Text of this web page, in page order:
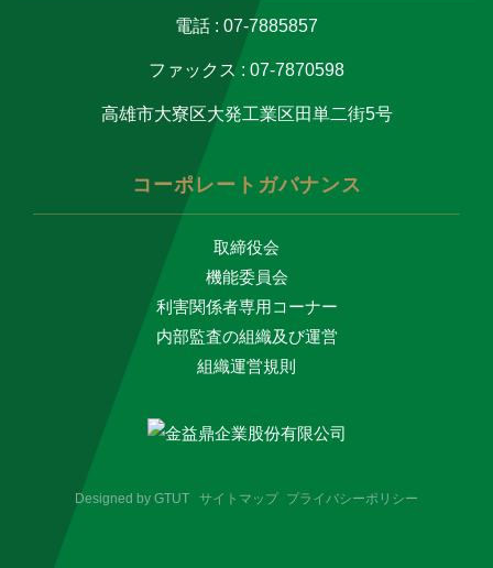
電話 : 07-7885857
ファックス : 07-7870598
高雄市大寮区大発工業区田単二街5号
コーポレートガバナンス
取締役会
機能委員会
利害関係者専用コーナー
内部監査の組織及び運営
組織運営規則
Designed by GTUT サイトマップ プライバシーポリシー